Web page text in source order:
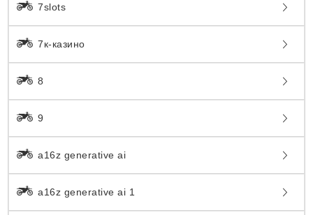
7slots
7к-казино
8
9
a16z generative ai
a16z generative ai 1